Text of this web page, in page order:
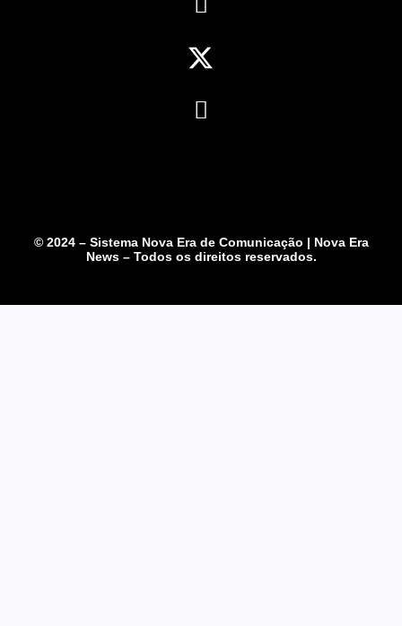
© 2024 – Sistema Nova Era de Comunicação | Nova Era
News – Todos os direitos reservados.